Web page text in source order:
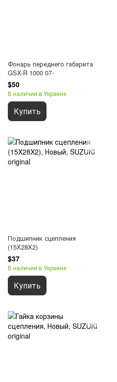
Фонарь переднего габарита
GSX-R 1000 07-
$50
В наличии в Украине
Купить
Подшипник сцепления
(15X28X2)
$37
В наличии в Украине
Купить